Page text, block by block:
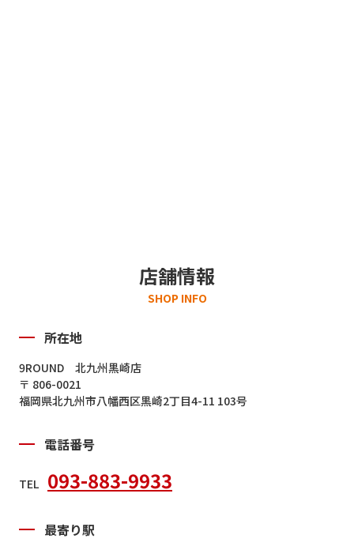
店舗情報
SHOP INFO
所在地
9ROUND 北九州黒崎店
〒 806-0021
福岡県北九州市八幡西区黒崎2丁目4-11 103号
電話番号
TEL 093-883-9933
最寄り駅